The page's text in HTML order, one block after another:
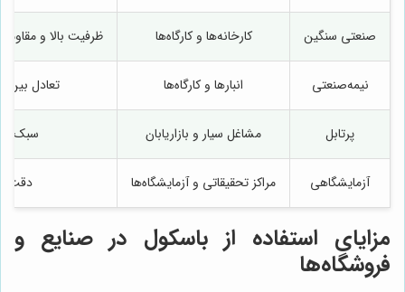
صنعتی سنگین کارخانه‌ها و کارگاه‌ها ظرفیت بالا و
نیمه‌صنعتی انبارها و کارگاه‌ها تعادل
پرتابل مشاغل سیار و بازاریابان سبک و
آزمایشگاهی مراکز تحقیقاتی و آزمایشگاه‌ها دقت
مزایای استفاده از باسکول در صنایع و
فروشگاه‌ها